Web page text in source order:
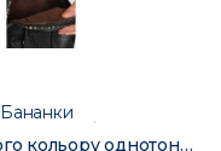
Бананки
Бананка жіноча з екошкіри чорного кольору однотонна 097 185388C